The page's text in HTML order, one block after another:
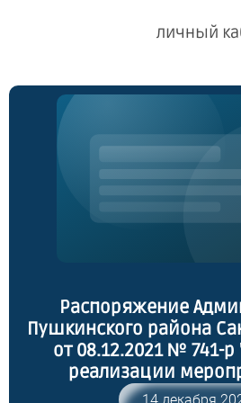
личный
Распоряжение
Пушкинского района
от 08.12.2021 № 741-
реализации
осуществлению14 декабря